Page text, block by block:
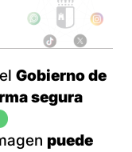
Gobierno de
segura
puede